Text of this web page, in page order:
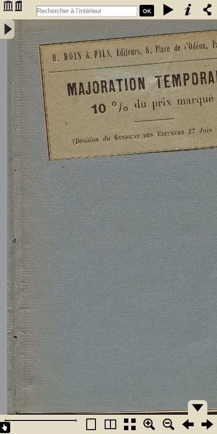
OK
L'Astronomie, observations, théorie et vulgarisation générale / par
Marcel Moye,... - Moye, Marcel (1873-1939). Auteur